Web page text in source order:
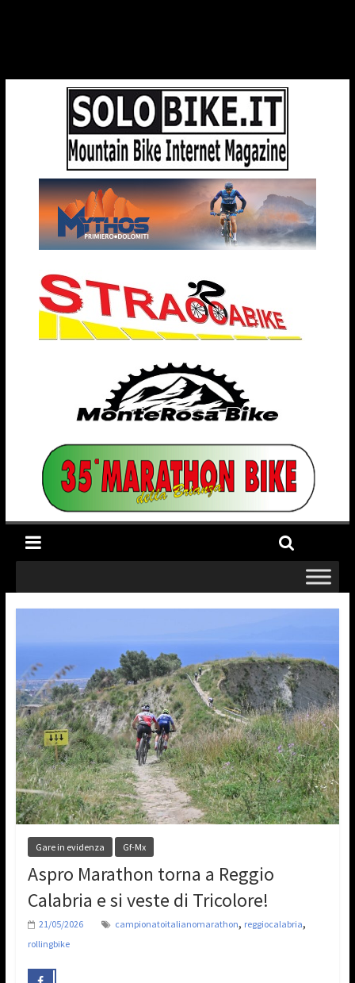
Gare in evidenza Gf-Mx
Aspro Marathon torna a Reggio
Calabria e si veste di Tricolore!
21/05/2026 campionatoitalianomarathon, reggiocalabria,
rollingbike